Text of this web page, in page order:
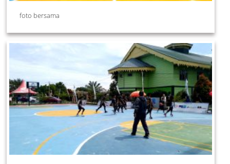
foto bersama